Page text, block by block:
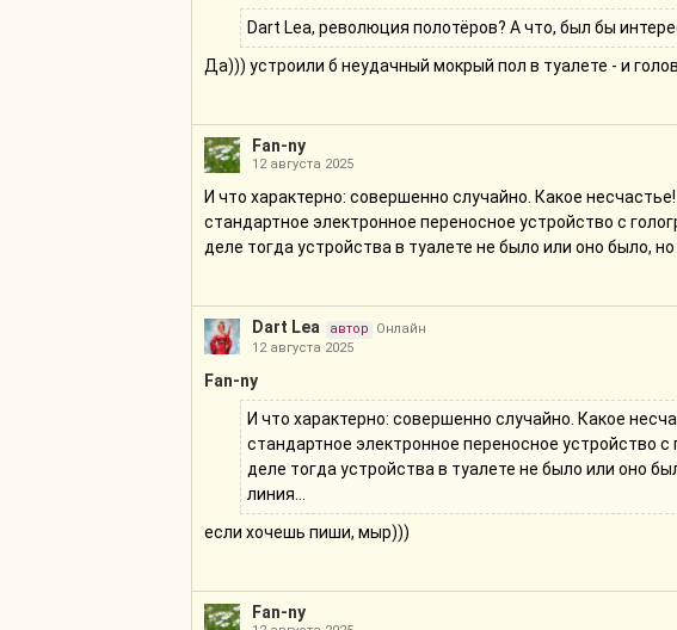
Dart Lea, революция полотёров? А что, был бы
Да))) устроили б неудачный мокрый пол в туалете - и
Fan-ny
12 августа 2025
И что характерно: совершенно случайно. Какое
стандартное электронное переносное устройство с
деле тогда устройства в туалете не было или оно было,
Dart Lea автор
Онлайн
12 августа 2025
Fan-ny
И что характерно: совершенно случайно. Какое
стандартное электронное переносное устройство
деле тогда устройства в туалете не было или оно
линия...
если хочешь пиши, мыр)))
Fan-ny